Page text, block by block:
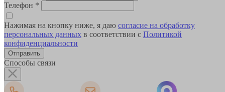
Телефон *
Нажимая на кнопку ниже, я даю согласие на обработку
персональных данных в соответствии с Политикой
конфиденциальности
Способы связи